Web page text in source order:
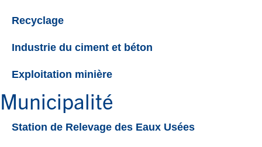
Recyclage
Industrie du ciment et béton
Exploitation minière
Municipalité
Station de Relevage des Eaux Usées